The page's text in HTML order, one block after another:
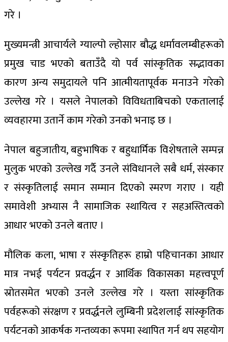
गरे ।
मुख्यमन्त्री आचार्यले ग्याल्पो ल्होसार बौद्ध धर्मावलम्बीहरूको
प्रमुख चाड भएको बताउँदै यो पर्व सांस्कृतिक सद्भावका
कारण अन्य समुदायले पनि आत्मीयतापूर्वक मनाउने गरेको
उल्लेख गरे । यसले नेपालको विविधताबिचको एकतालाई
व्यवहारमा उतार्ने काम गरेको उनको भनाइ छ ।
नेपाल बहुजातीय, बहुभाषिक र बहुधार्मिक विशेषताले सम्पन्न
मुलुक भएको उल्लेख गर्दै उनले संविधानले सबै धर्म, संस्कार
र संस्कृतिलाई समान सम्मान दिएको स्मरण गराए । यही
समावेशी अभ्यास नै सामाजिक स्थायित्व र सहअस्तित्वको
आधार भएको उनले बताए ।
मौलिक कला, भाषा र संस्कृतिहरू हाम्रो पहिचानका आधार
मात्र नभई पर्यटन प्रवर्द्धन र आर्थिक विकासका महत्त्वपूर्ण
स्रोतसमेत भएको उनले उल्लेख गरे । यस्ता सांस्कृतिक
पर्वहरूको संरक्षण र प्रवर्द्धनले लुम्बिनी प्रदेशलाई सांस्कृतिक
पर्यटनको आकर्षक गन्तव्यका रूपमा स्थापित गर्न थप सहयोग